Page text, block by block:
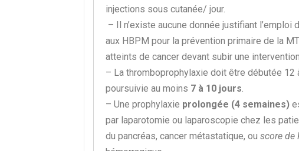
injections sous cutanée/ jour.
– Il n’existe aucune donnée justifiant l’emploi
aux HBPM pour la prévention primaire de la
atteints de cancer devant subir une
– La thromboprophylaxie doit être débutée 12
poursuivie au moins 7 à 10 jours.
– Une prophylaxie prolongée (4 semaines)
par laparotomie ou laparoscopie chez les
du pancréas, cancer métastatique, ou score de